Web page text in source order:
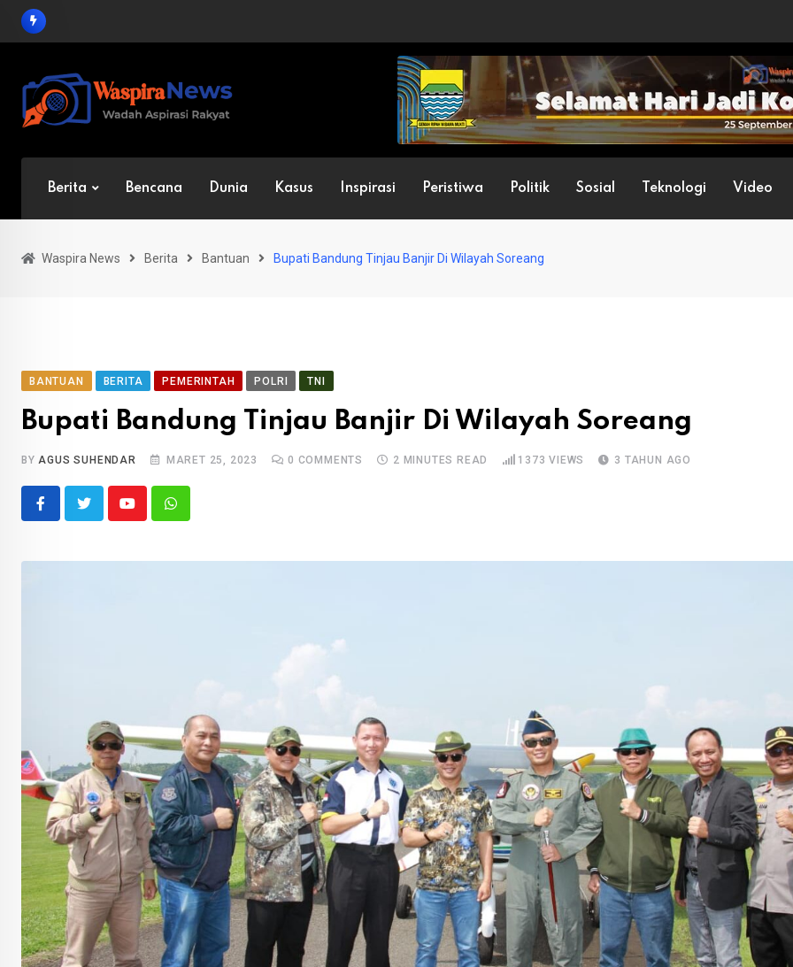
Skip
Berita Bencana Dunia Kasus Inspirasi Peristiwa Politik Sosial Teknologi Video
Waspira News Berita Bantuan Bupati Bandung Tinjau Banjir Di Wilayah Soreang
BANTUAN BERITA PEMERINTAH POLRI TNI
Bupati Bandung Tinjau Banjir Di Wilayah Soreang
BYAGUS SUHENDAR MARET 25, 2023 0 COMMENTS 2 MINUTES READ 1373 VIEWS 3 TAHUN AGO
YoutubeWhatsapp